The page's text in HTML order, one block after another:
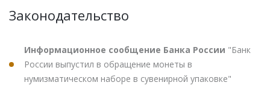
Законодательство
Информационное сообщение Банка России "Банк
России выпустил в обращение монеты в
нумизматическом наборе в сувенирной упаковке"